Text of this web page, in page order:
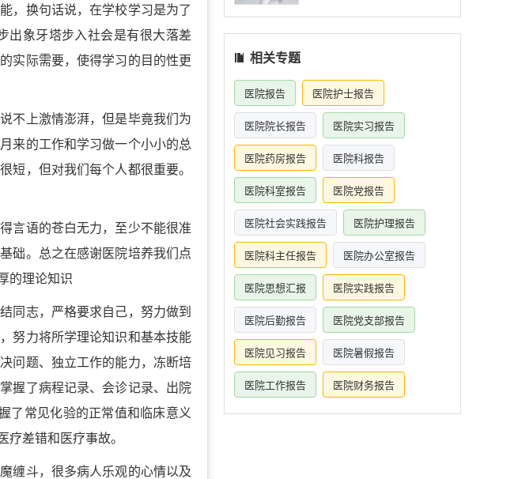
，换句话说，在学校学习是为了
出象牙塔步入社会是有很大落差
实际需要，使得学习的目的性更
不上激情澎湃，但是毕竟我们为
来的工作和学习做一个小小的总
短，但对我们每个人都很重要。
言语的苍白无力，至少不能很准
础。总之在感谢医院培养我们点
的理论知识
同志，严格要求自己，努力做到
努力将所学理论知识和基本技能
问题、独立工作的能力，冻断培
握了病程记录、会诊记录、出院
了常见化验的正常值和临床意义
差错和医疗事故。
缠斗，很多病人乐观的心情以及
相关专题
医院报告 医院护士报告
医院院长报告 医院实习报告
医院药房报告 医院科报告
医院科室报告 医院党报告
医院社会实践报告 医院护理报告
医院科主任报告 医院办公室报告
医院思想汇报 医院实践报告
医院后勤报告 医院党支部报告
医院见习报告 医院暑假报告
医院工作报告 医院财务报告